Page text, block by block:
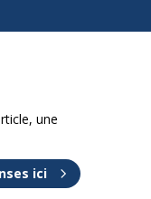
une
ici